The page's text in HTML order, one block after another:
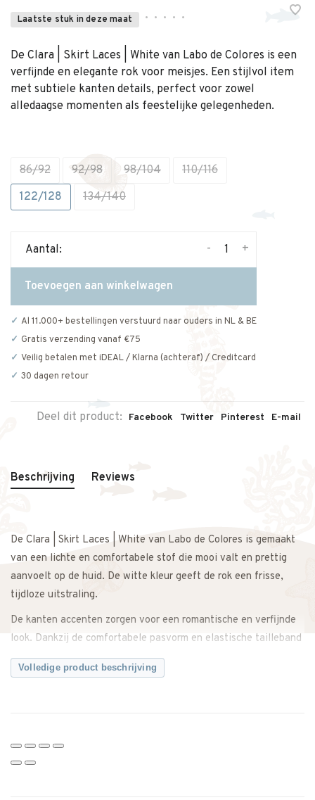
Laatste stuk in deze maat • • • • •
De Clara | Skirt Laces | White van Labo de Colores is een
verfijnde en elegante rok voor meisjes. Een stijlvol item
met subtiele kanten details, perfect voor zowel
alledaagse momenten als feestelijke gelegenheden.
86/92 92/98 98/104
110/116
122/128
134/140
Aantal: +
-
Toevoegen aan winkelwagen
Al 11.000+ bestellingen verstuurd naar ouders in NL & BE
Gratis verzending vanaf €75
Veilig betalen met iDEAL / Klarna (achteraf) / Creditcard
30 dagen retour
Deel dit product: Facebook Twitter Pinterest E-mail
Beschrijving Reviews
De Clara | Skirt Laces | White van Labo de Colores is gemaakt
van een lichte en comfortabele stof die mooi valt en prettig
aanvoelt op de huid. De witte kleur geeft de rok een frisse,
tijdloze uitstraling.
De kanten accenten zorgen voor een romantische en verfijnde
look. Dankzij de comfortabele pasvorm en elastische tailleband
zit de rok prettig en heeft je kind voldoende bewegingsvrijheid
om te spelen en te bewegen.
Een elegante rok met een zachte, romantische uitstraling.
Volledige product beschrijving